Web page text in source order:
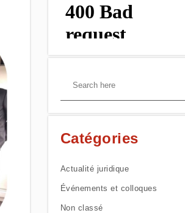
Catégories
Actualité juridique
Événements et colloques
Non classé